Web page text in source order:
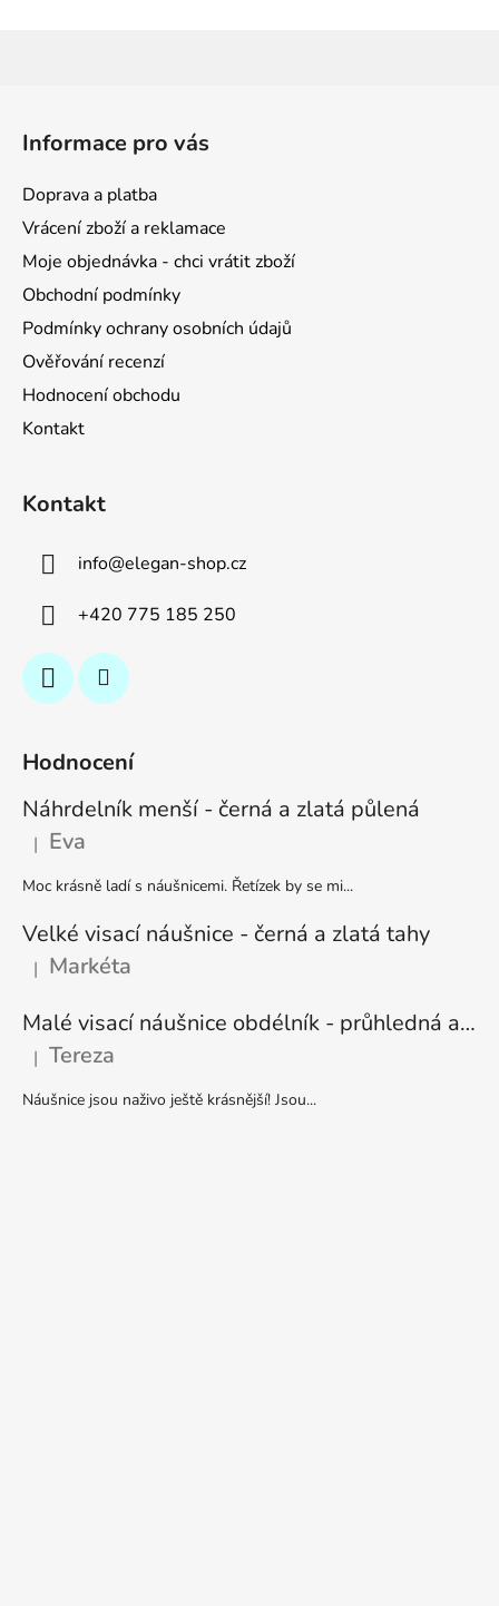
Informace pro vás
Doprava a platba
Vrácení zboží a reklamace
Moje objednávka - chci vrátit zboží
Obchodní podmínky
Podmínky ochrany osobních údajů
Ověřování recenzí
Hodnocení obchodu
Kontakt
Kontakt
info@elegan-shop.cz
+420 775 185 250
Hodnocení
Náhrdelník menší - černá a zlatá půlená
Hodnocení produktu je 5 z 5 hvězdiček.
| Eva
Moc krásně ladí s náušnicemi. Řetízek by se mi...
Velké visací náušnice - černá a zlatá tahy
Hodnocení produktu je 5 z 5 hvězdiček.
| Markéta
Malé visací náušnice obdélník - průhledná a stříbrná
Hodnocení produktu je 5 z 5 hvězdiček.
| Tereza
Náušnice jsou naživo ještě krásnější! Jsou...